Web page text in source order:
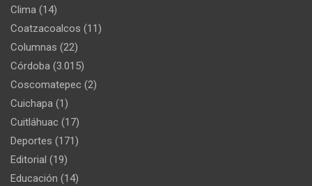
Clima (14)
Coatzacoalcos (11)
Columnas (22)
Córdoba (3.015)
Coscomatepec (2)
Cuichapa (1)
Cuitláhuac (17)
Deportes (171)
Editorial (19)
Educación (14)